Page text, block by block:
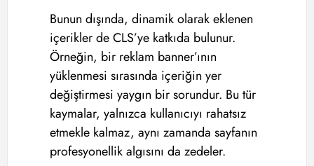
Bunun dışında, dinamik olarak eklenen
içerikler de CLS’ye katkıda bulunur.
Örneğin, bir reklam banner’ının
yüklenmesi sırasında içeriğin yer
değiştirmesi yaygın bir sorundur. Bu tür
kaymalar, yalnızca kullanıcıyı rahatsız
etmekle kalmaz, aynı zamanda sayfanın
profesyonellik algısını da zedeler.